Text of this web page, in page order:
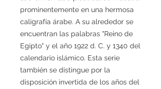
prominentemente en una hermosa
caligrafía árabe. A su alrededor se
encuentran las palabras "Reino de
Egipto" y el año 1922 d. C. y 1340 del
calendario islámico. Esta serie
también se distingue por la
disposición invertida de los años del